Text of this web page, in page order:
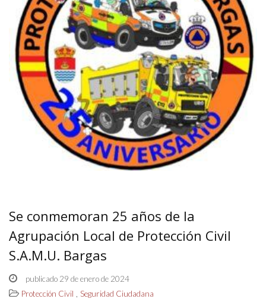
Se conmemoran 25 años de la
Agrupación Local de Protección Civil
S.A.M.U. Bargas
publicado 29 de enero de 2024
Protección Civil , Seguridad Ciudadana